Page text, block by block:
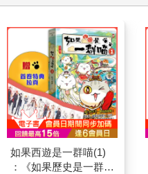
如果西遊是一群喵(1)
：《如果歷史是一群